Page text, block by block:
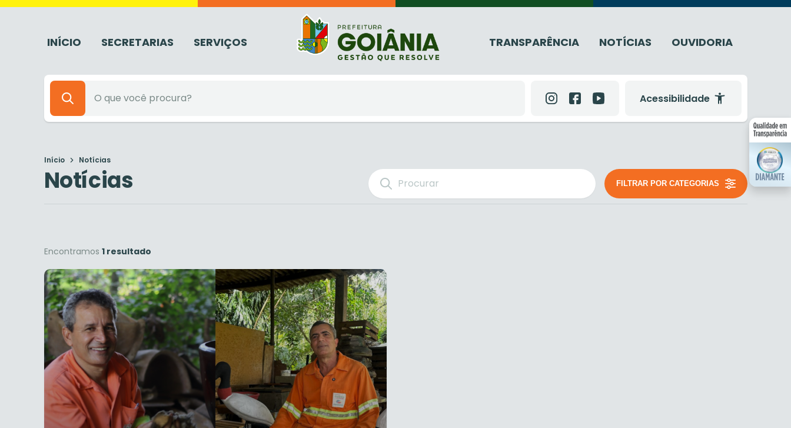
INÍCIO SECRETARIAS SERVIÇOS TRANSPARÊNCIA NOTÍCIAS OUVIDORIA
Acessibilidade
Início Notícias
Notícias FILTRAR POR CATEGORIAS
Encontramos 1 resultado